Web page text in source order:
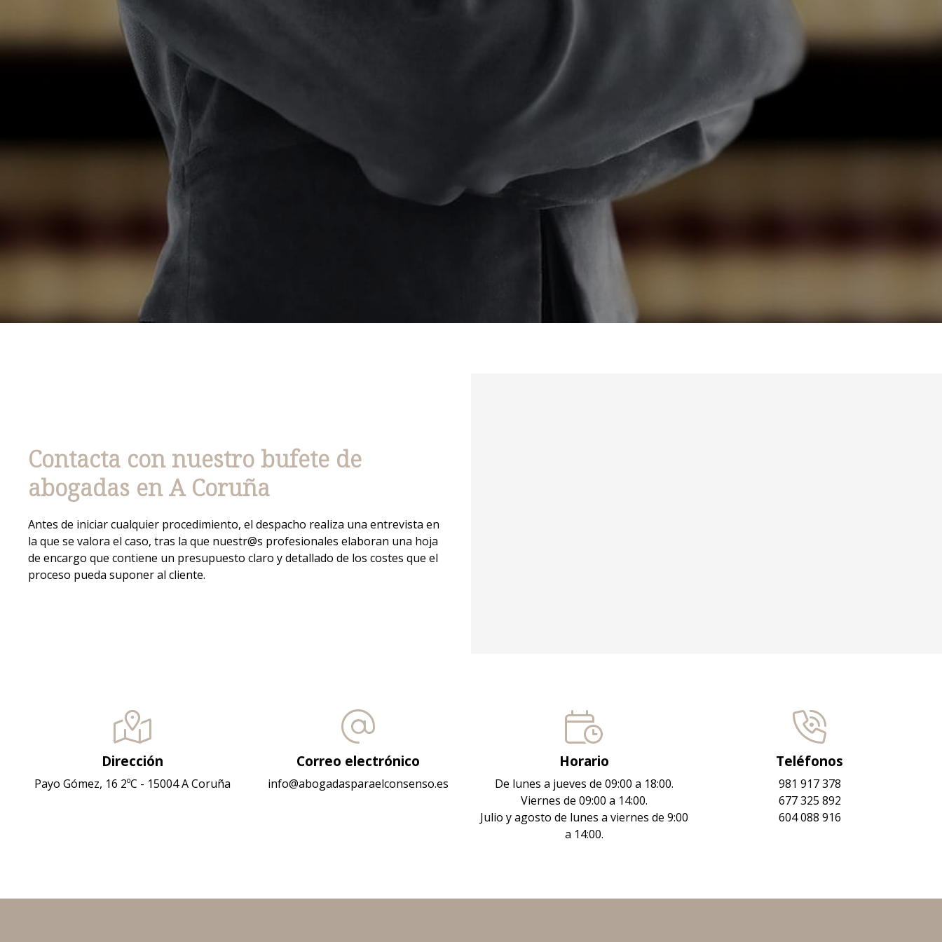
Contacta con nuestro bufete de
abogadas en A Coruña
Antes de iniciar cualquier procedimiento, el despacho realiza una entrevista en
la que se valora el caso, tras la que nuestr@s profesionales elaboran una hoja
de encargo que contiene un presupuesto claro y detallado de los costes que el
proceso pueda suponer al cliente.
Dirección
Payo Gómez, 16 2ºC - 15004 A Coruña
Correo electrónico
info@abogadasparaelconsenso.es
Horario
De lunes a jueves de 09:00 a 18:00.
Viernes de 09:00 a 14:00.
Julio y agosto de lunes a viernes de 9:00
a 14:00.
Teléfonos
981 917 378
677 325 892
604 088 916